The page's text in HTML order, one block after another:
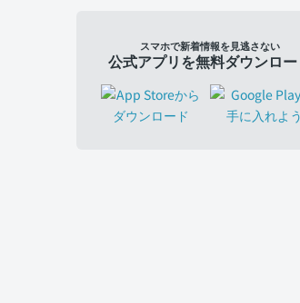
スマホで新着情報を見逃さない
公式アプリを無料ダウンロ